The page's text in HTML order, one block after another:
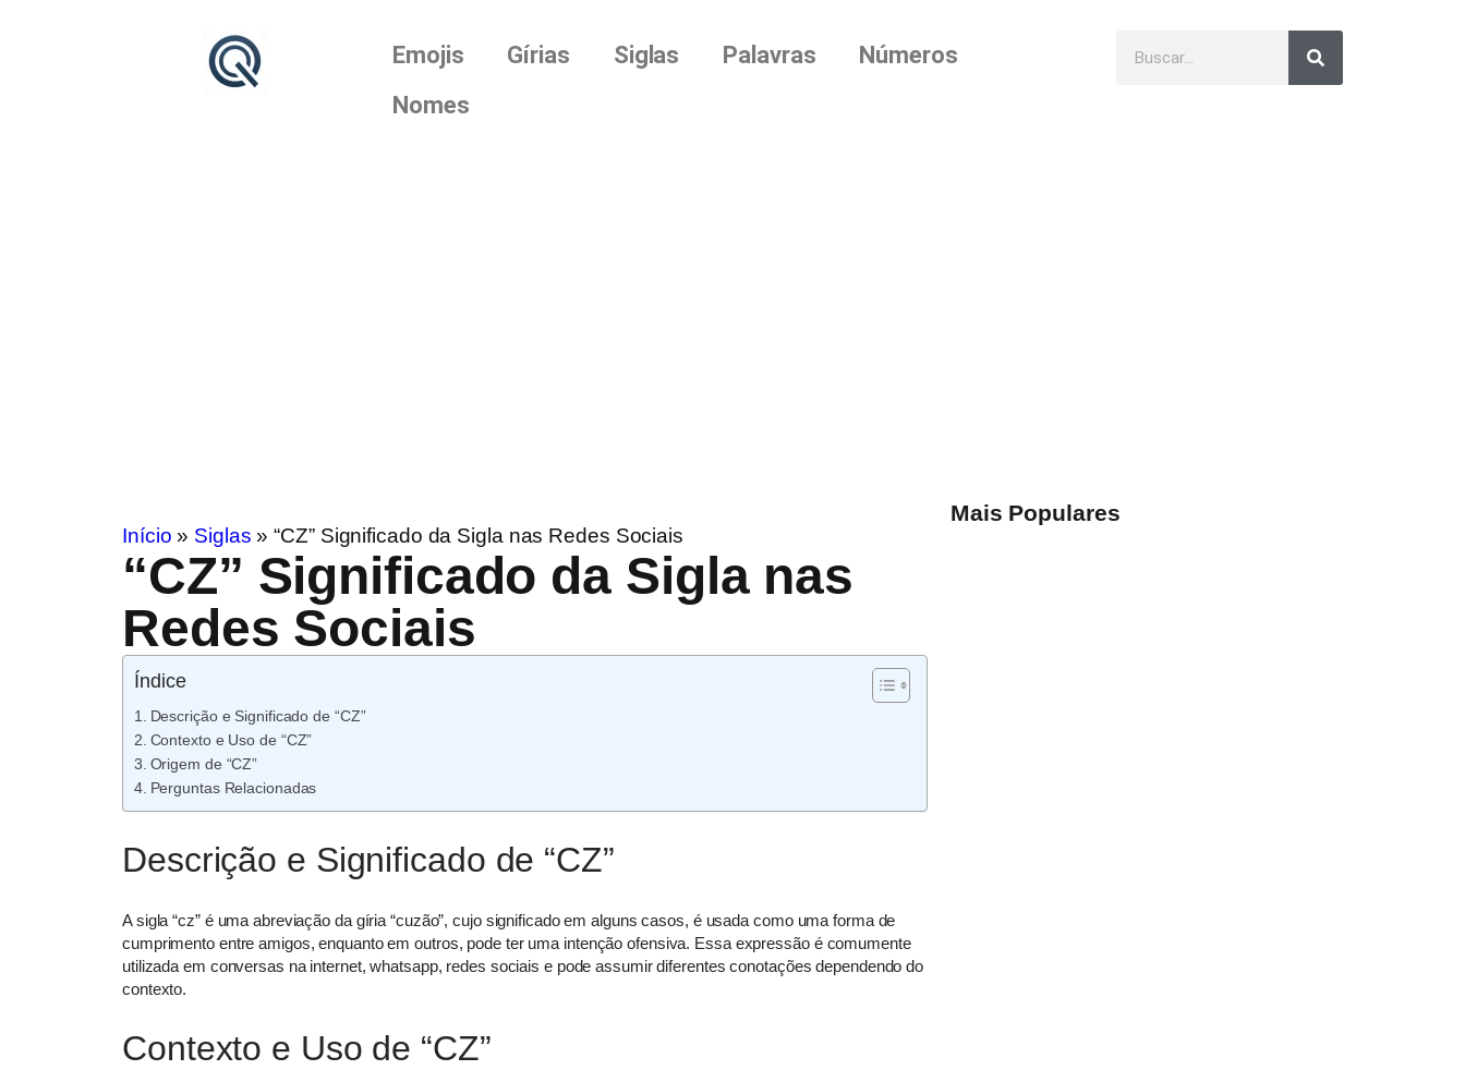
Emojis Gírias Siglas Palavras
Números
Nomes
Início » Siglas »“CZ” Significado da Sigla nas Redes Sociais
“CZ” Significado da Sigla nas
Redes Sociais
Índice
Descrição e Significado de “CZ”
Contexto e Uso de “CZ”
Origem de “CZ”
Perguntas Relacionadas
Descrição e Significado de “CZ”
A sigla “cz” é uma abreviação da gíria “cuzão”, cujo significado em alguns casos, é usada como uma forma de
cumprimento entre amigos, enquanto em outros, pode ter uma intenção ofensiva. Essa expressão é comumente
utilizada em conversas na internet, whatsapp, redes sociais e pode assumir diferentes conotações dependendo do
contexto.
Contexto e Uso de “CZ”
Mais Populares